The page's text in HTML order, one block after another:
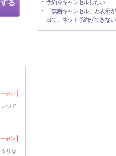
る
ポン
いつで
ポン
タリな
予約をキャンセルしたい
「無断キャンセル」と表示が
出て、ネット予約ができない